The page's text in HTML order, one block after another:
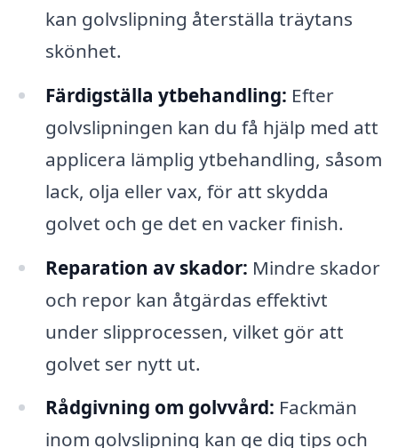
kan golvslipning återställa träytans
skönhet.
Färdigställa ytbehandling: Efter
golvslipningen kan du få hjälp med att
applicera lämplig ytbehandling, såsom
lack, olja eller vax, för att skydda
golvet och ge det en vacker finish.
Reparation av skador: Mindre skador
och repor kan åtgärdas effektivt
under slipprocessen, vilket gör att
golvet ser nytt ut.
Rådgivning om golvvård: Fackmän
inom golvslipning kan ge dig tips och